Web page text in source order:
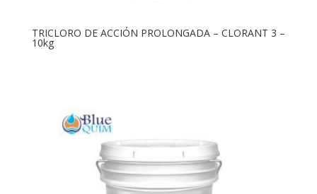
TRICLORO DE ACCIÓN PROLONGADA – CLORANT 3 –
10kg